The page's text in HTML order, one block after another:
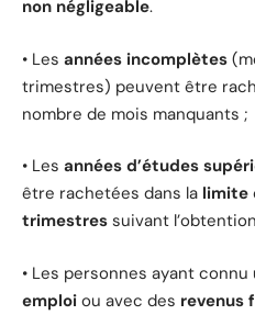
non négligeable.
• Les années incomplètes
trimestres) peuvent être
nombre de mois manquants ;
• Les années d’études
être rachetées dans la limite
trimestres suivant
• Les personnes ayant connu
emploi ou avec des revenus